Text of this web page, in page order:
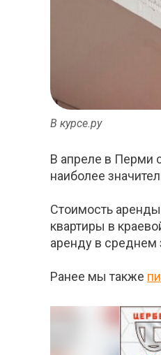
В курсе.ру
В апреле в Перми
наиболее
Стоимость
квартиры в
аренду в среднем
Ранее мы также